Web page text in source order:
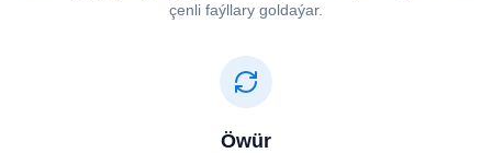
çenli faýllary goldaýar.
Öwür